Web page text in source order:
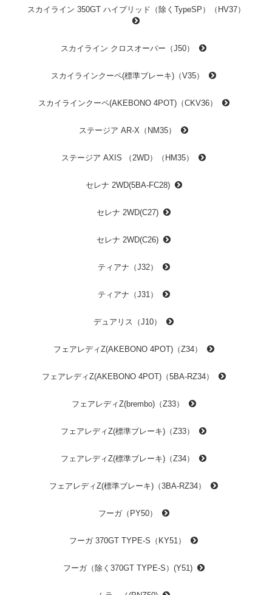
スカイライン 350GT ハイブリッド（除くTypeSP）（HV37）
スカイライン クロスオーバー（J50）
スカイラインクーペ(標準ブレーキ)（V35）
スカイラインクーペ(AKEBONO 4POT)（CKV36）
ステージア AR-X（NM35）
ステージア AXIS （2WD）（HM35）
セレナ 2WD(5BA-FC28)
セレナ 2WD(C27)
セレナ 2WD(C26)
ティアナ（J32）
ティアナ（J31）
デュアリス（J10）
フェアレディZ(AKEBONO 4POT)（Z34）
フェアレディZ(AKEBONO 4POT)（5BA-RZ34）
フェアレディZ(brembo)（Z33）
フェアレディZ(標準ブレーキ)（Z33）
フェアレディZ(標準ブレーキ)（Z34）
フェアレディZ(標準ブレーキ)（3BA-RZ34）
フーガ（PY50）
フーガ 370GT TYPE-S（KY51）
フーガ（除く370GT TYPE-S）(Y51)